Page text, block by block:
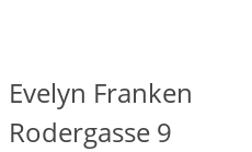
Evelyn Franken
Rodergasse 9